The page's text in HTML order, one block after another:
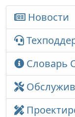
Новости
Словарь